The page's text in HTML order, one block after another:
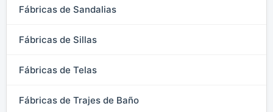
Fábricas de Sandalias
Fábricas de Sillas
Fábricas de Telas
Fábricas de Trajes de Baño